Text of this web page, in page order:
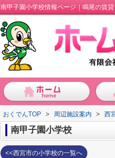
南甲子園小学校情報ページ｜鳴尾の賃
おくでんTOP > 周辺施設案内 > 西
南甲子園小学校
<<西宮市の小学校の一覧へ